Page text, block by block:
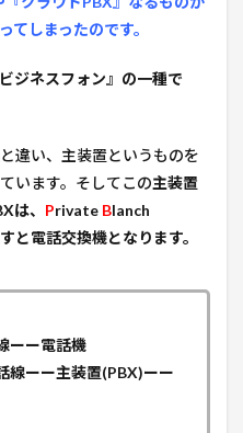
てしまったのです。
ジネスフォン』の一種で
違い、主装置というものを
います。そしてこの主装置
は、 Private Blanch
と電話交換機となります。
ーー電話機
線ーー主装置(PBX)ーー